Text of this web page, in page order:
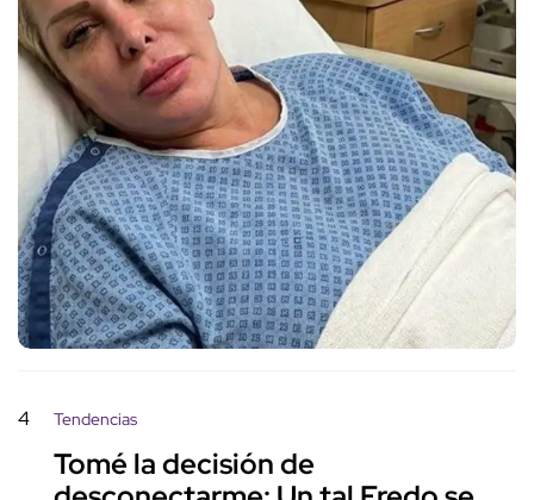
4 Tendencias
Tomé la decisión de